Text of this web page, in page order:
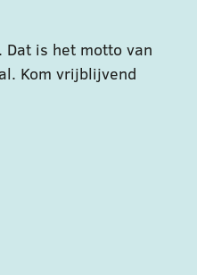
Dat is het motto van
Kom vrijblijvend